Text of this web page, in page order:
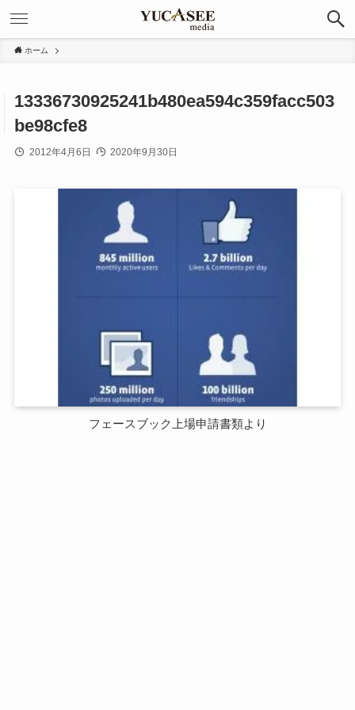
ホーム
13336730925241b480ea594c359facc503
be98cfe8
2012年4月6日 2020年9月30日
フェースブック上場申請書類より